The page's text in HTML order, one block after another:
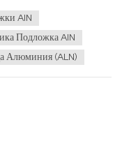
потерями, отличной
AlN
Подложка AlN
Алюминия (ALN)